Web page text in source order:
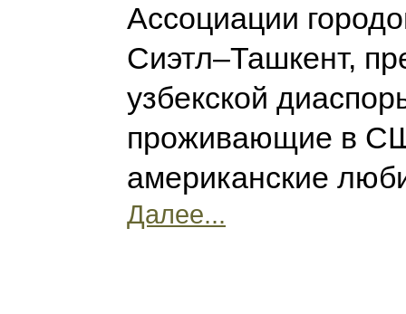
Ассоциации
Сиэтл–Ташкент,
узбекской
проживающие в
американские
Далее...